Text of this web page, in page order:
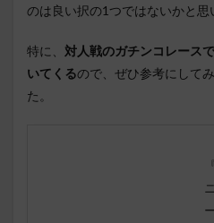
のは良い択の1つではないかと思
特に、 対人戦のガチンコレース
いてくるので、ぜひ参考にして
た。